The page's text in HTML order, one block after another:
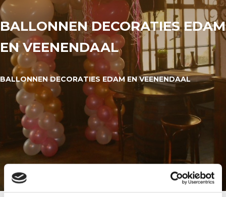
BALLONNEN DECORATIES EDAM
EN VEENENDAAL
BALLONNEN DECORATIES EDAM EN VEENENDAAL